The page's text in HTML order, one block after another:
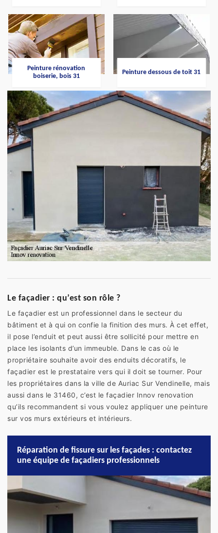
Peinture rénovation
boiserie, bois 31
Peinture dessous de toit 31
Le façadier : qu’est son rôle ?
Le façadier est un professionnel dans le secteur du
bâtiment et à qui on confie la finition des murs. À cet effet,
il pose l’enduit et peut aussi être sollicité pour mettre en
place les isolants d’un immeuble. Dans le cas où le
propriétaire souhaite avoir des enduits décoratifs, le
façadier est le prestataire vers qui il doit se tourner. Pour
les propriétaires dans la ville de Auriac Sur Vendinelle, mais
aussi dans le 31460, c’est le façadier Innov renovation
qu’ils recommandent si vous voulez appliquer une peinture
sur vos murs extérieurs et intérieurs.
Réparation de fissure sur les façades : contactez
une équipe de façadiers professionnels